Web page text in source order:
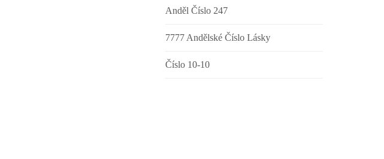
Anděl Číslo 247
7777 Andělské Číslo Lásky
Číslo 10-10